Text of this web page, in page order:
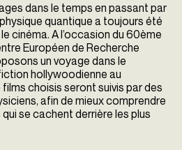
dans le temps en passant par
quantique a toujours été
cinéma. A l’occasion du 60ème
Européen de Recherche
un voyage dans le
hollywoodienne au
choisis seront suivis par des
afin de mieux comprendre
se cachent derrière les plus